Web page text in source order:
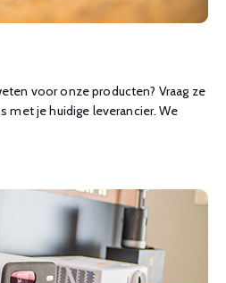
voor onze producten? Vraag ze
met je huidige leverancier. We